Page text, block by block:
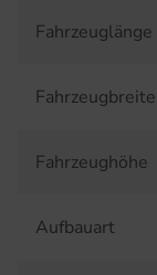
Fahrzeuglänge
Fahrzeugbreite
Fahrzeughöhe
Aufbauart